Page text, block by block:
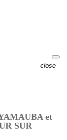
close
et
SUR